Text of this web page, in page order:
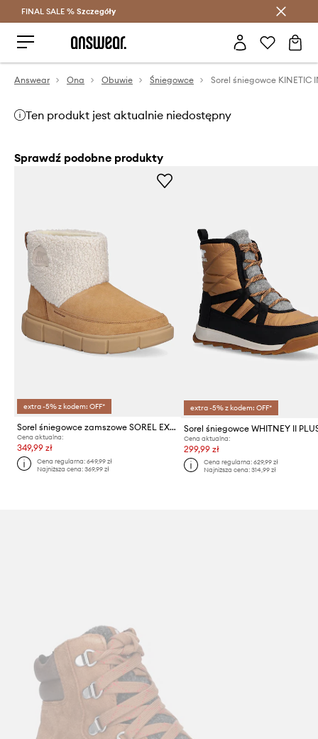
Oszczędzaj z Answear Club >
FINAL SALE % Szczegóły
Answear Ona Obuwie Śniegowce
Ten produkt jest aktualnie niedostępny
Sprawdź podobne produkty
extra -5% z kodem: OFF*
Sorel śniegowce zamszowe SOREL EXPLORER III SLIP-ON COZY WP
Cena aktualna:
349,99 zł
Cena regularna:649,99 zł
Najniższa cena:369,99 zł
extra -5% z kodem: OFF*
Cena aktualna:
299,99 zł
Cena regularna: 629,99 zł
Najniższa cena: 314,99 zł